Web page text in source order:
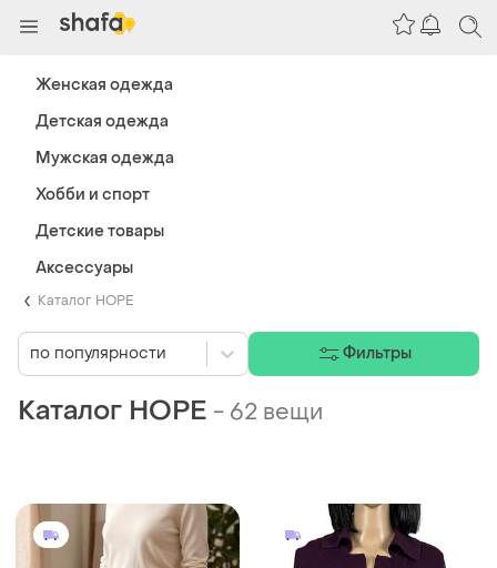
Каталог HOPE
Каталог HOPE - 62 вещи
по популярности Фильтры
Женская одежда
Детская одежда
Мужская одежда
Хобби и спорт
Детские товары
Аксессуары